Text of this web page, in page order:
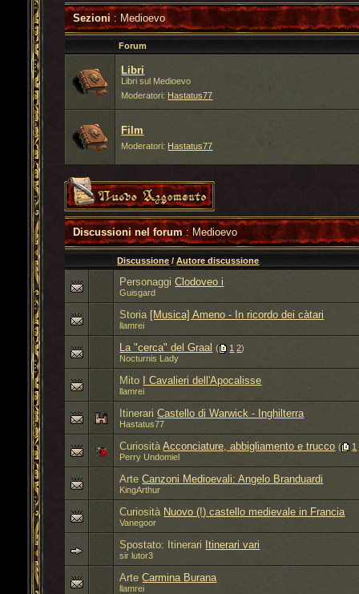
Sezioni: Medioevo
Forum
Libri
Libri sul Medioevo
Moderatori: Hastatus77
Film
Moderatori: Hastatus77
Discussioni nel forum: Medioevo
Discussione /Autore discussione
PersonaggiClodoveo i
Guisgard
Storia [Musica] Ameno - In ricordo dei càtari
llamrei
La "cerca" del Graal ‎( 1 2)
Nocturnis Lady
Mito I Cavalieri dell'Apocalisse
llamrei
ItinerariCastello di Warwick - Inghilterra
Hastatus77
CuriositàAcconciature, abbigliamento e trucco ‎(
1
Perry Undomiel
ArteCanzoni Medioevali: Angelo Branduardi
KingArthur
Curiosità Nuovo (!) castello medievale in Francia
Vanegoor
Spostato: Itinerari Itinerari vari
sir lutor3
ArteCarmina Burana
llamrei